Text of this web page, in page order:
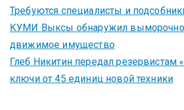
Требуются специалисты и
КУМИ Выксы обнаружил
движимое имущество
Глеб Никитин передал
ключи от 45 единиц новой техники